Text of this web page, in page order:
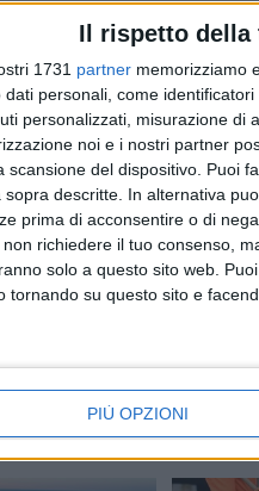
Il rispetto della
1731 partner memorizziamo
dati personali, come
personalizzati, misurazione di
noi e i nostri partner
scansione del dispositivo. Puoi
sopra descritte. In alternativa
prima di acconsentire o di
non richiedere il tuo consenso,
solo a questo sito web.
tornando su questo sito e
PIÙ OPZIONI
supporto presso il
ai cittadini over 65 e a
di rinnovo e per tutte le
diventano
aeroporto a